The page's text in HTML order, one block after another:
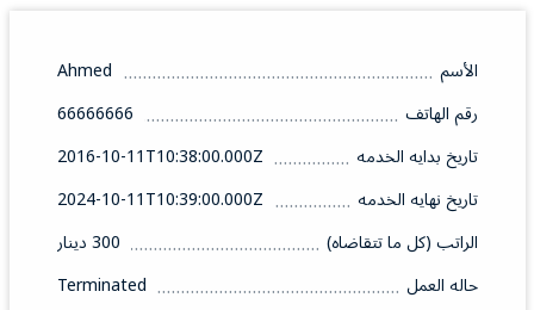
الأسم
Ahmed
رقم الهاتف
66666666
تاريخ بدايه الخدمه
2016-10-11T10:38:00.000Z
تاريخ نهايه الخدمه
2024-10-11T10:39:00.000Z
الراتب (كل ما تتقاضاه)
300 دينار
حاله العمل
Terminated